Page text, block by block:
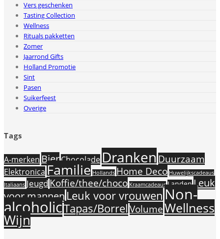
Vers geschenken
Tasting Collection
Wellness
Rituals pakketten
Zomer
Jaarrond Gifts
Holland Promotie
Sint
Pasen
Suikerfeest
Overige
Tags
A-merken BierChocolade Dranken Duurzaam
Elektronica Familie Hollands Home Deco Huwelijkscadeaus
Italiaans Jeugd Koffie/thee/choco Kraamcadeaus Landen Leuk
voor mannen Leuk voor vrouwen Non-
alcoholicTapas/Borrel VolumeWellness
Wijn